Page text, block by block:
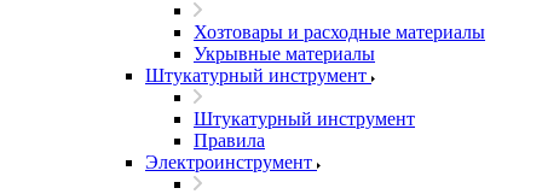
Хозтовары и расходные материалы
Укрывные материалы
Штукатурный инструмент
Штукатурный инструмент
Правила
Электроинструмент